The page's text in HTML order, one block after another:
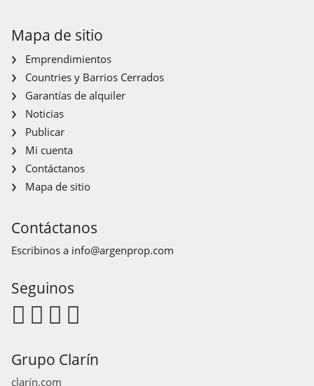
Mapa de sitio
Emprendimientos
Countries y Barrios Cerrados
Garantías de alquiler
Noticias
Publicar
Mi cuenta
Contáctanos
Mapa de sitio
Contáctanos
Escribinos a info@argenprop.com
Seguinos
Grupo Clarín
clarín.com